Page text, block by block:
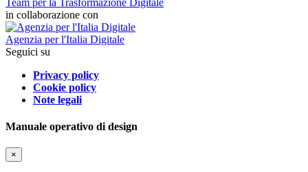
in collaborazione con
Agenzia per l'Italia Digitale
Seguici su
Privacy policy
Cookie policy
Note legali
Manuale operativo di design
×